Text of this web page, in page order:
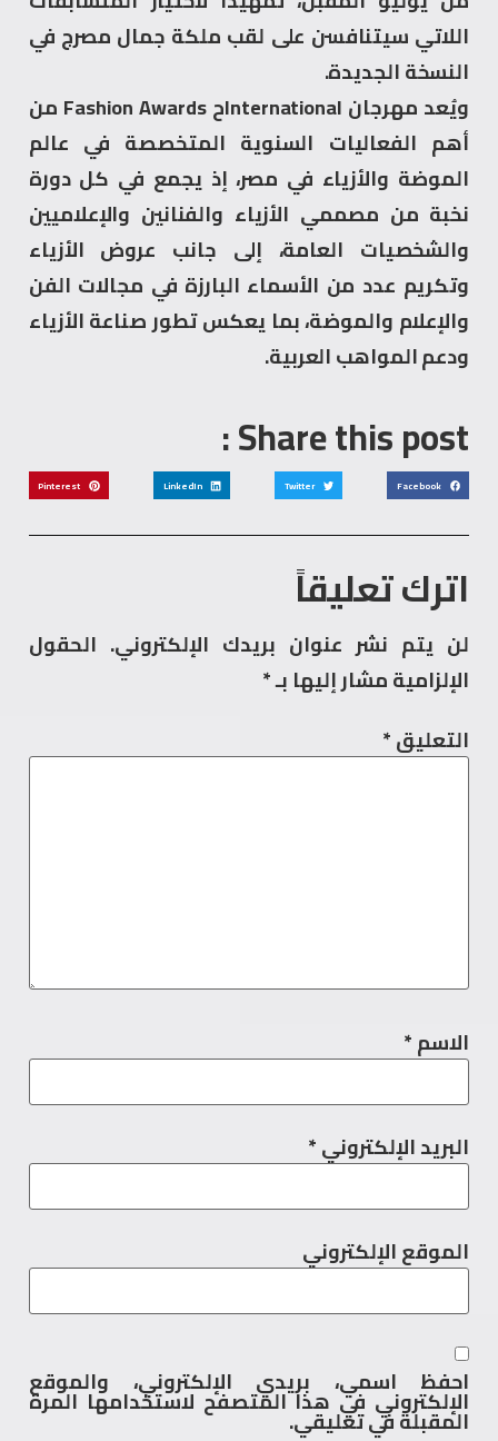
اللاتي سيتنافسن على لقب ملكة جمال مصرج في
النسخة الجديدة.
ويُعد مهرجان Internationalح Fashion Awards من
أهم الفعاليات السنوية المتخصصة في عالم
الموضة والأزياء في مصر، إذ يجمع في كل دورة
نخبة من مصممي الأزياء والفنانين والإعلاميين
والشخصيات العامة، إلى جانب عروض الأزياء
وتكريم عدد من الأسماء البارزة في مجالات الفن
والإعلام والموضة، بما يعكس تطور صناعة الأزياء
ودعم المواهب العربية.
Share this post :
Facebook
Twitter
LinkedIn
Pinterest
اترك تعليقاً
لن يتم نشر عنوان بريدك الإلكتروني. الحقول
الإلزامية مشار إليها بـ *
التعليق*
الاسم*
البريد الإلكتروني*
الموقع الإلكتروني
احفظ اسمي، بريدي الإلكتروني، والموقع
الإلكتروني في هذا المتصفح لاستخدامها المرة
المقبلة في تعليقي.